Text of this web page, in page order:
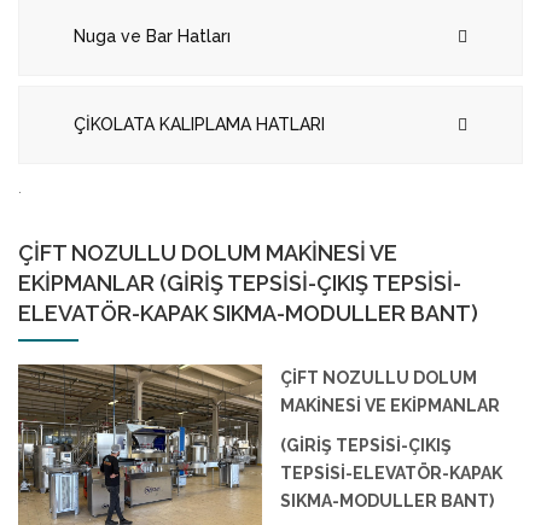
Nuga ve Bar Hatları
ÇİKOLATA KALIPLAMA HATLARI
ÇİFT NOZULLU DOLUM MAKİNESİ VE
EKİPMANLAR (GİRİŞ TEPSİSİ-ÇIKIŞ TEPSİSİ-
ELEVATÖR-KAPAK SIKMA-MODULLER BANT)
ÇİFT NOZULLU DOLUM
MAKİNESİ VE EKİPMANLAR
(GİRİŞ TEPSİSİ-ÇIKIŞ
TEPSİSİ-ELEVATÖR-KAPAK
SIKMA-MODULLER BANT)